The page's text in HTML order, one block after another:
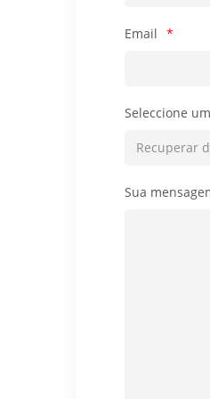
Email *
Seleccione
Sua